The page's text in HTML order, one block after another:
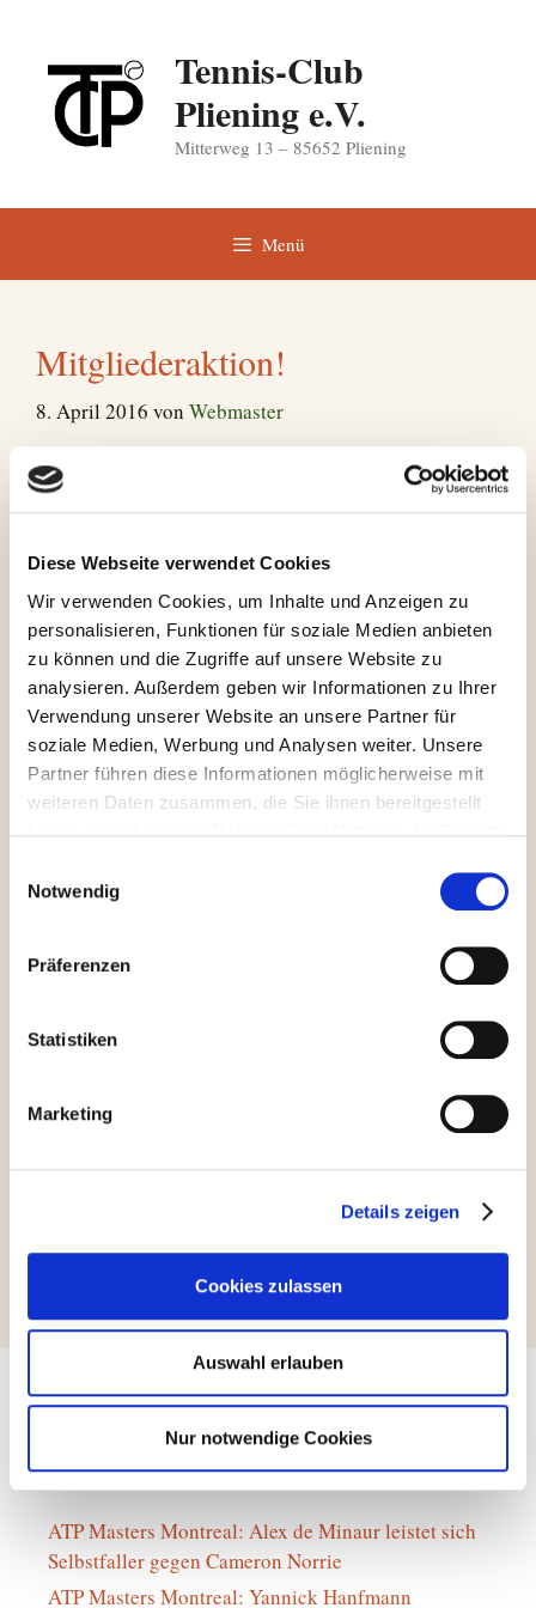
Diese Webseite verwendet Cookies
Wir verwenden Cookies, um Inhalte und Anzeigen zu
personalisieren, Funktionen für soziale Medien anbieten
zu können und die Zugriffe auf unsere Website zu
analysieren. Außerdem geben wir Informationen zu Ihrer
Verwendung unserer Website an unsere Partner für
soziale Medien, Werbung und Analysen weiter. Unsere
Partner führen diese Informationen möglicherweise mit
weiteren Daten zusammen, die Sie ihnen bereitgestellt
Notwendig
Präferenzen
Statistiken
Marketing
Details zeigen
Cookies zulassen
Auswahl erlauben
Nur notwendige Cookies
springen
Tennis-Club
Pliening e.V.
Mitterweg 13 – 85652 Pliening
Menü
Mitgliederaktion!
8. April 2016 von Webmaster
Tennis News
ATP Masters Montreal: Alex de Minaur leistet sich
Selbstfaller gegen Cameron Norrie
ATP Masters Montreal: Yannick Hanfmann